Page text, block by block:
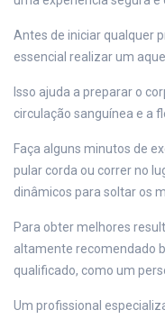
Antes de iniciar qualquer
essencial realizar um
Isso ajuda a preparar o
circulação sanguínea e a
Faça alguns minutos de
pular corda ou correr no
dinâmicos para soltar os
Para obter melhores
altamente recomendado
qualificado, como um
Um profissional